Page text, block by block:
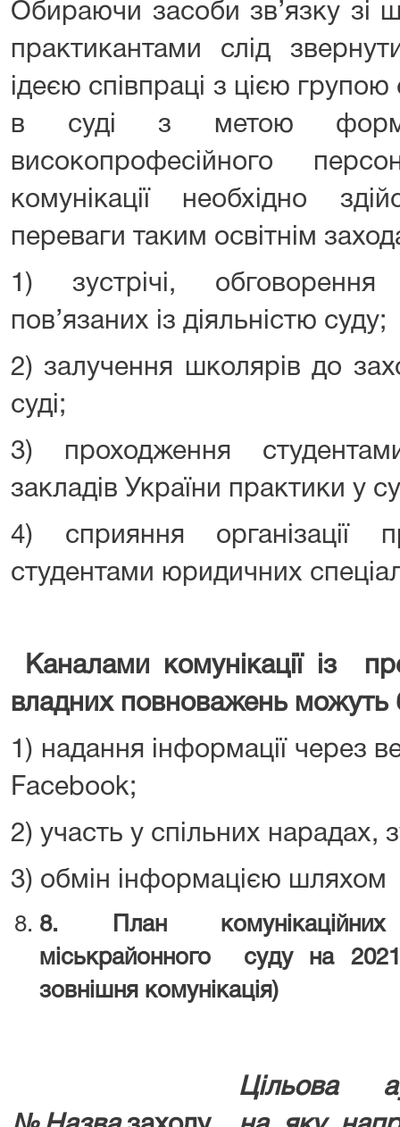
Обираючи засоби зв’язку зі
практикантами слід
ідеєю співпраці з цією
в суді з метою
високопрофесійного
комунікації необхідно
переваги таким освітнім
1) зустрічі,
пов’язаних із діяльністю суду;
2) залучення школярів до
суді;
3) проходження
закладів України практики у
4) сприяння організації
студентами юридичних
Каналами комунікації із
владних повноважень можуть
1) надання інформації через
Facebook;
2) участь у спільних нарадах,
3) обмін інформацією шляхом
8. План комунікаційних
міськрайонного суду на 20
зовнішня комунікація)
Цільова